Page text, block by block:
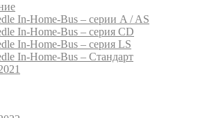
In-Home-Bus – серии A / AS
In-Home-Bus – серия CD
In-Home-Bus – серия LS
In-Home-Bus – Стандарт